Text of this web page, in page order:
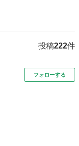
投稿222件
フォローする